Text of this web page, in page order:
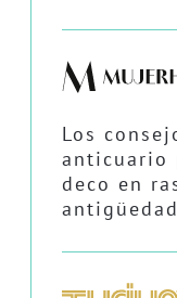
Los
anticuario
deco en